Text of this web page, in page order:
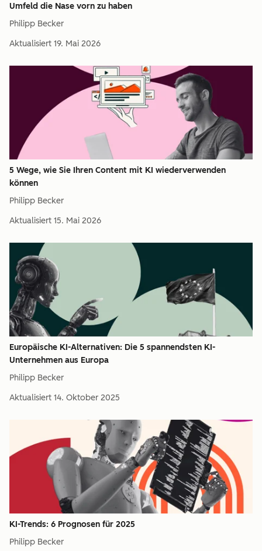
Umfeld die Nase vorn zu haben
Philipp Becker
Aktualisiert 19. Mai 2026
5 Wege, wie Sie Ihren Content mit KI wiederverwenden
können
Philipp Becker
Aktualisiert 15. Mai 2026
Europäische KI-Alternativen: Die 5 spannendsten KI-
Unternehmen aus Europa
Philipp Becker
Aktualisiert 14. Oktober 2025
KI-Trends: 6 Prognosen für 2025
Philipp Becker